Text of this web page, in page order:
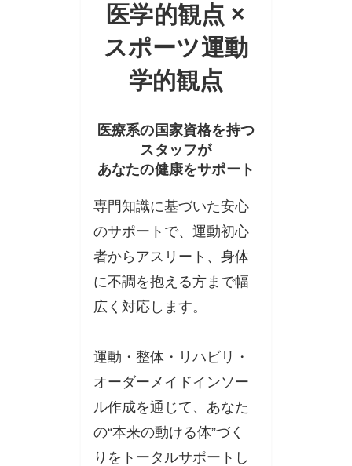
医学的観点 ×
スポーツ運動
学的観点
医療系の国家資格を持つ
スタッフが
あなたの健康をサポート
専門知識に基づいた安心
のサポートで、運動初心
者からアスリート、身体
に不調を抱える方まで幅
広く対応します。
運動・整体・リハビリ・
オーダーメイドインソー
ル作成を通じて、あなた
の“本来の動ける体”づく
りをトータルサポートし